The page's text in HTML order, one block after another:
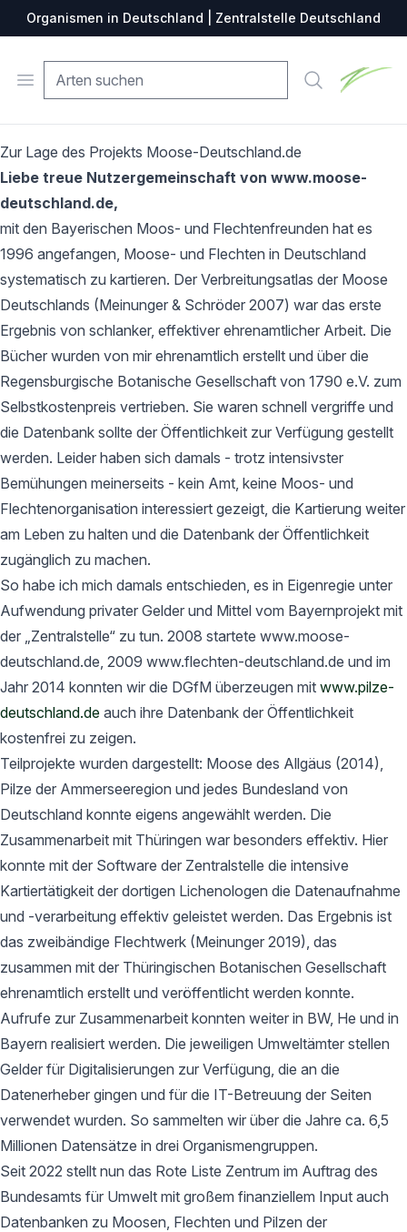
Organismen in Deutschland | Zentralstelle Deutschland
Open menu Suche
Zur Lage des Projekts Moose-Deutschland.de
Liebe treue Nutzergemeinschaft von www.moose-
deutschland.de,
mit den Bayerischen Moos- und Flechtenfreunden hat es
1996 angefangen, Moose- und Flechten in Deutschland
systematisch zu kartieren. Der Verbreitungsatlas der Moose
Deutschlands (Meinunger & Schröder 2007) war das erste
Ergebnis von schlanker, effektiver ehrenamtlicher Arbeit. Die
Bücher wurden von mir ehrenamtlich erstellt und über die
Regensburgische Botanische Gesellschaft von 1790 e.V. zum
Selbstkostenpreis vertrieben. Sie waren schnell vergriffe und
die Datenbank sollte der Öffentlichkeit zur Verfügung gestellt
werden. Leider haben sich damals - trotz intensivster
Bemühungen meinerseits - kein Amt, keine Moos- und
Flechtenorganisation interessiert gezeigt, die Kartierung weiter
am Leben zu halten und die Datenbank der Öffentlichkeit
zugänglich zu machen.
So habe ich mich damals entschieden, es in Eigenregie unter
Aufwendung privater Gelder und Mittel vom Bayernprojekt mit
der „Zentralstelle“ zu tun. 2008 startete www.moose-
deutschland.de, 2009 www.flechten-deutschland.de und im
Jahr 2014 konnten wir die DGfM überzeugen mit www.pilze-
deutschland.de auch ihre Datenbank der Öffentlichkeit
kostenfrei zu zeigen.
Teilprojekte wurden dargestellt: Moose des Allgäus (2014),
Pilze der Ammerseeregion und jedes Bundesland von
Deutschland konnte eigens angewählt werden. Die
Zusammenarbeit mit Thüringen war besonders effektiv. Hier
konnte mit der Software der Zentralstelle die intensive
Kartiertätigkeit der dortigen Lichenologen die Datenaufnahme
und -verarbeitung effektiv geleistet werden. Das Ergebnis ist
das zweibändige Flechtwerk (Meinunger 2019), das
zusammen mit der Thüringischen Botanischen Gesellschaft
ehrenamtlich erstellt und veröffentlicht werden konnte.
Aufrufe zur Zusammenarbeit konnten weiter in BW, He und in
Bayern realisiert werden. Die jeweiligen Umweltämter stellen
Gelder für Digitalisierungen zur Verfügung, die an die
Datenerheber gingen und für die IT-Betreuung der Seiten
verwendet wurden. So sammelten wir über die Jahre ca. 6,5
Millionen Datensätze in drei Organismengruppen.
Seit 2022 stellt nun das Rote Liste Zentrum im Auftrag des
Bundesamts für Umwelt mit großem finanziellem Input auch
Datenbanken zu Moosen, Flechten und Pilzen der